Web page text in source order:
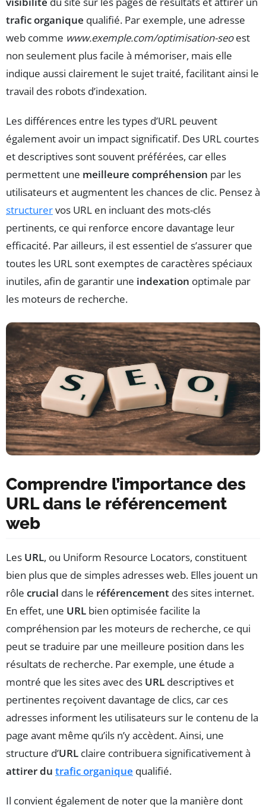
trafic organique qualifié. Par exemple, une adresse
web comme www.exemple.com/optimisation-seoest
non seulement plus facile à mémoriser, mais elle
indique aussi clairement le sujet traité, facilitant ainsi le
travail des robots d’indexation.
Les différences entre les types d’URL peuvent
également avoir un impact significatif. Des URL courtes
et descriptives sont souvent préférées, car elles
permettent une meilleure compréhension par les
utilisateurs et augmentent les chances de clic. Pensez à
structurervos URL en incluant des mots-clés
pertinents, ce qui renforce encore davantage leur
efficacité. Par ailleurs, il est essentiel de s’assurer que
toutes les URL sont exemptes de caractères spéciaux
inutiles, afin de garantir une indexation optimale par
les moteurs de recherche.
Comprendre l’importance des
URL dans le référencement
web
Les URL, ou Uniform Resource Locators, constituent
bien plus que de simples adresses web. Elles jouent un
rôle crucial dans le référencement des sites internet.
En effet, une URL bien optimisée facilite la
compréhension par les moteurs de recherche, ce qui
peut se traduire par une meilleure position dans les
résultats de recherche. Par exemple, une étude a
montré que les sites avec des URL descriptives et
pertinentes reçoivent davantage de clics, car ces
adresses informent les utilisateurs sur le contenu de la
page avant même qu’ils n’y accèdent. Ainsi, une
structure d’URL claire contribuera significativement à
attirer du trafic organique qualifié.
Il convient également de noter que la manière dont